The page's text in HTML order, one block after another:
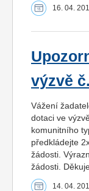
16. 04.
výzvě
Vážení
dotaci ve
komunitního
předkládejte
žádosti.
žádosti.
14. 04.